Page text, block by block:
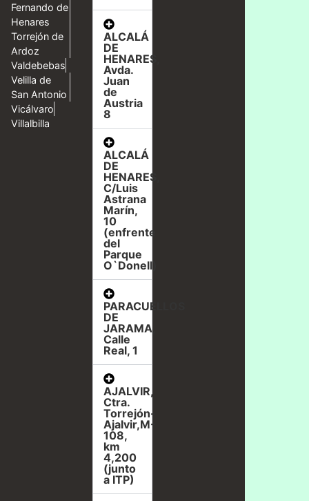
Fernando de
Henares
Torrejón de
Ardoz
Valdebebas
Velilla de
San Antonio
Vicálvaro
Villalbilla
ALCALÁ
DE
HENARES,
Avda.
Juan
de
Austria
8
ALCALÁ
DE
HENARES,
C/Luis
Astrana
Marín,
10
(enfrente
del
Parque
O`Donell)
PARACUELLOS
DE
JARAMA,
Calle
Real, 1
AJALVIR,
Ctra.
Torrejón-
Ajalvir,M-
108,
km
4,200
(junto
a ITP)